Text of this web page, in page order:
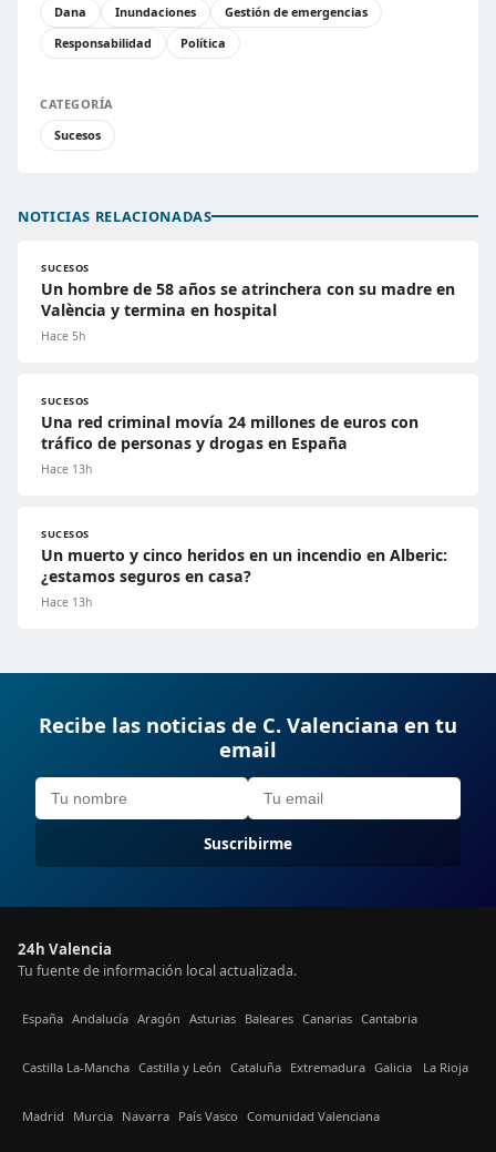
Dana
Inundaciones
Gestión de emergencias
Responsabilidad
Política
CATEGORÍA
Sucesos
NOTICIAS RELACIONADAS
SUCESOS
Un hombre de 58 años se atrinchera con su madre en
València y termina en hospital
Hace 5h
SUCESOS
Una red criminal movía 24 millones de euros con
tráfico de personas y drogas en España
Hace 13h
SUCESOS
Un muerto y cinco heridos en un incendio en Alberic:
¿estamos seguros en casa?
Hace 13h
Recibe las noticias de C. Valenciana en tu
email
Suscribirme
24h Valencia
Tu fuente de información local actualizada.
España Andalucía Aragón Asturias Baleares Canarias Cantabria
Castilla La-Mancha Castilla y León Cataluña Extremadura Galicia La Rioja
Madrid Murcia Navarra País Vasco Comunidad Valenciana